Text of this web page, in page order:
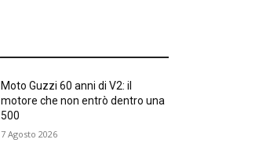
Moto Guzzi 60 anni di V2: il
motore che non entrò dentro una
500
7 Agosto 2026